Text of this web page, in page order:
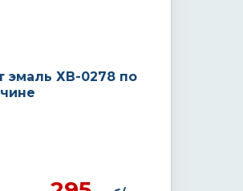
эмаль ХВ-0278 по